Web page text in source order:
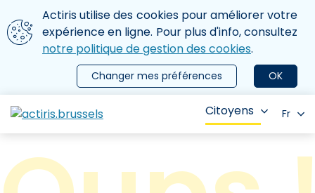
Aller au contenu principal
Nous utilisons des cookies
Actiris utilise des cookies pour améliorer votre
expérience en ligne. Pour plus d'info, consultez
notre politique de gestion des cookies.
OK
Changer mes préférences
le menu
Citoyens Fr